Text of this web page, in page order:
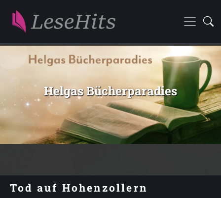
Helgas Bücherparadies
Tod auf Hohenzollern